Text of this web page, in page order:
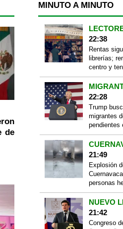
de
MINUTO A MINUTO
22:38
Rentas
librerías;
centro y
22:28
Trump
migrantes
pendientes
21:49
Explosión
personas
NUEVO
21:42
Congreso